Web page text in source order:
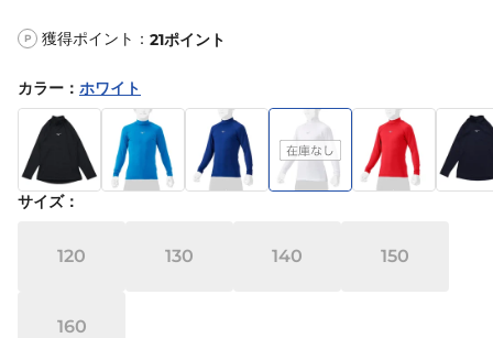
P 獲得ポイント： 21ポイント
カラー ： ホワイト
サイズ：
120 130 140 150
160